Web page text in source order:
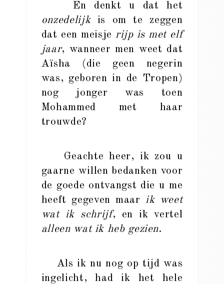
En denkt u dat het
onzedelijkis om te zeggen
dat een meisje rijp is met elf
jaar, wanneer men weet dat
Aïsha (die geen negerin
was, geboren in de Tropen)
nog jonger was toen
Mohammed met haar
trouwde?
Geachte heer, ik zou u
gaarne willen bedanken voor
de goede ontvangst die u me
heeft gegeven maar ik weet
wat ik schrijf, en ik vertel
alleen wat ik heb gezien.
Als ik nu nog op tijd was
ingelicht, had ik het hele